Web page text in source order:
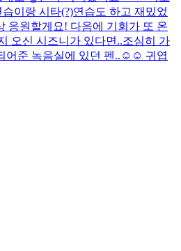
이랑 시타(?)연습도 하고 재밌었
응원할게요! 다음에 기회가 또 온
오신 시즈니가 있다면..조심히 가
어준 녹음실에 있던 펜..☺️☺️ 귀엽